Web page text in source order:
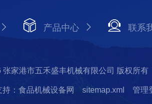
产品中心 联系
家港市五禾盛丰机械有限公司 版权所有
持：食品机械设备网 sitemap.xml 管理